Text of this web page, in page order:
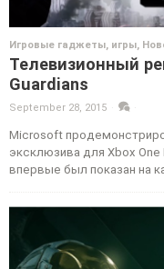
Игровые гаджеты, игры,
Телевизионный
Guardians
September 28, 2015
Microsoft
эксклюзива для Xbox One
впервые был показан на